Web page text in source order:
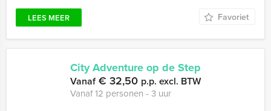
LEES MEER Favoriet
City Adventure op de Step
Vanaf€ 32,50 p.p. excl. BTW
Vanaf 12 personen ‐ 3 uur